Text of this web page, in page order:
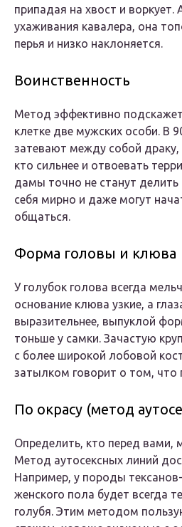
припадая на хвост и
ухаживания кавалера, она
перья и низко наклоняется.
Воинственность
Метод эффективно
клетке две мужских особи. В
затевают между собой драку,
кто сильнее и отвоевать
дамы точно не станут делить
себя мирно и даже могут
общаться.
Форма головы и клюва
У голубок голова всегда
основание клюва узкие, а
выразительнее, выпуклой
тоньше у самки. Зачастую
с более широкой лобовой
затылком говорит о том, что
По окрасу (метод
Определить, кто перед вами,
Метод аутосексных линий
Например, у породы
женского пола будет всегда
голубя. Этим методом